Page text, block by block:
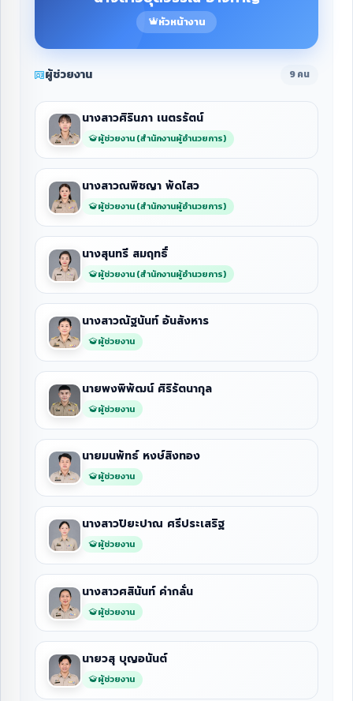
หัวหน้างาน
ผู้ช่วยงาน 9 คน
นางสาวศิรินภา เนตรรัตน์
ผู้ช่วยงาน (สำนักงานผู้อำนวยการ)
นางสาวณพิชญา พัดไสว
ผู้ช่วยงาน (สำนักงานผู้อำนวยการ)
นางสุนทรี สมฤทธิ์
ผู้ช่วยงาน (สำนักงานผู้อำนวยการ)
นางสาวณัฐนันท์ อันสังหาร
ผู้ช่วยงาน
นายพงพิพัฒน์ ศิริรัตนากุล
ผู้ช่วยงาน
นายมนพัทธ์ หงษ์สิงทอง
ผู้ช่วยงาน
นางสาวปิยะปาณ ศรีประเสริฐ
ผู้ช่วยงาน
นางสาวศสินันท์ คำกลั่น
ผู้ช่วยงาน
นายวสุ บุญอนันต์
ผู้ช่วยงาน